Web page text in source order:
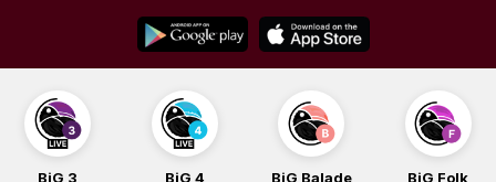
content
BiG 3 BiG 4 BiG Balade BiG Folk